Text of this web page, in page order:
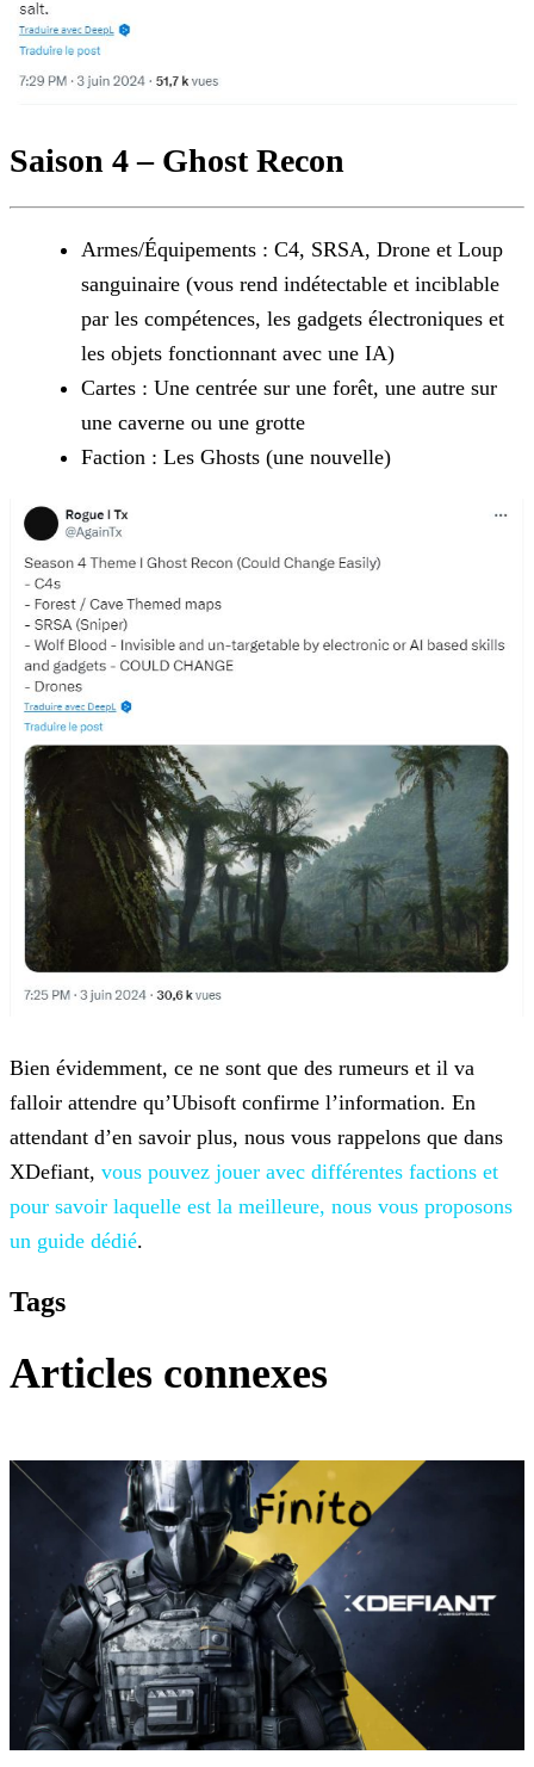
Saison 4 – Ghost Recon
Armes/Équipements : C4, SRSA, Drone et Loup
sanguinaire (vous rend indétectable et inciblable
par les compétences, les gadgets électroniques et
les objets fonctionnant avec une IA)
Cartes : Une centrée sur une forêt, une autre sur
une caverne ou une grotte
Faction : Les Ghosts (une nouvelle)
Bien évidemment, ce ne sont que des rumeurs et il va
falloir attendre qu’Ubisoft confirme l’information. En
attendant d’en savoir plus, nous vous rappelons que dans
XDefiant, vous pouvez jouer avec différentes factions et
pour savoir laquelle est la meilleure, nous vous proposons
un guide dédié.
Tags
Articles connexes